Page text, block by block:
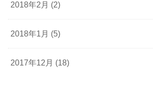
2018年2月 (2)
2018年1月 (5)
2017年12月 (18)